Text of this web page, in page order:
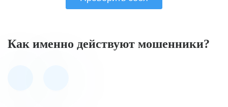
Как именно действуют мошенники?